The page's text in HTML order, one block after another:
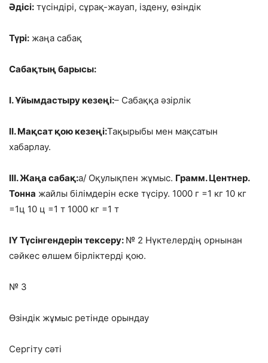
Әдісі: түсіндірі, сұрақ-жауап, іздену, өзіндік
Түрі: жаңа сабақ
Сабақтың барысы:
І. Ұйымдастыру кезеңі:– Сабаққа әзірлік
ІІ. Мақсат қою кезеңі:Тақырыбы мен мақсатын
хабарлау.
ІІІ. Жаңа сабақ:а/ Оқулықпен жұмыс. Грамм. Центнер.
Тонна жайлы білімдерін еске түсіру. 1000 г =1 кг 10 кг
=1ц 10 ц =1 т 1000 кг =1 т
ІҮ Түсінгендерін тексеру: № 2 Нүктелердің орнынан
сәйкес өлшем бірліктерді қою.
№ 3
Өзіндік жұмыс ретінде орындау
Сергіту сәті